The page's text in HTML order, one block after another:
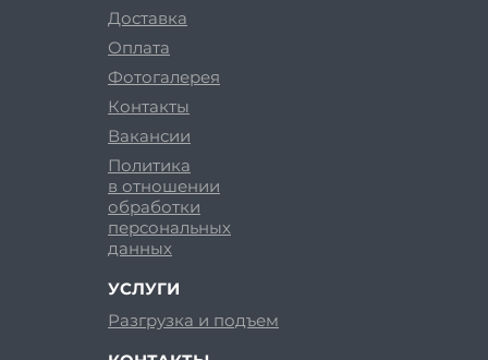
Доставка
Оплата
Фотогалерея
Контакты
Вакансии
Политика
в отношении
обработки
персональных
данных
УСЛУГИ
Разгрузка и подъем